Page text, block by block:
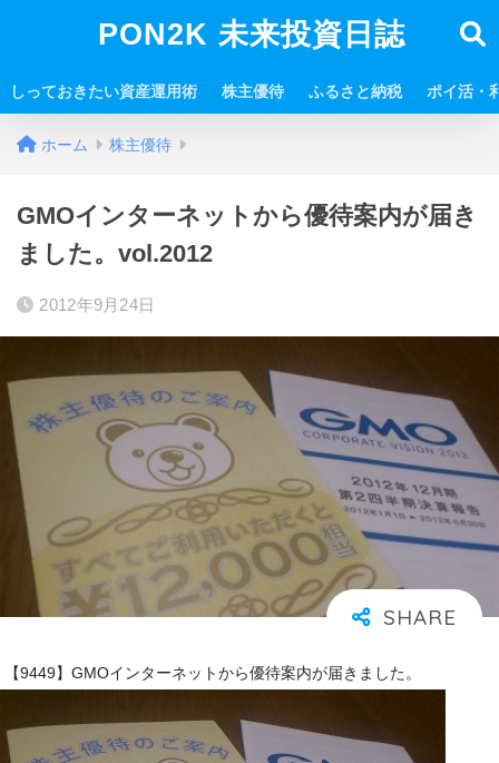
PON2K 未来投資日誌
しっておきたい資産運用術 株主優待 ふるさと納税 ポイ活・
ホーム 株主優待
GMOインターネットから優待案内が届き
ました。vol.2012
2012年9月24日
【9449】GMOインターネットから優待案内が届きました。